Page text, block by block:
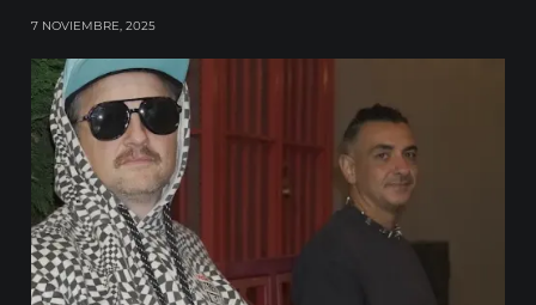
7 NOVIEMBRE, 2025